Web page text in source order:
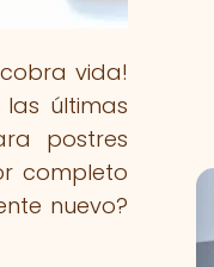
vida!
últimas
postres
completo
nuevo?